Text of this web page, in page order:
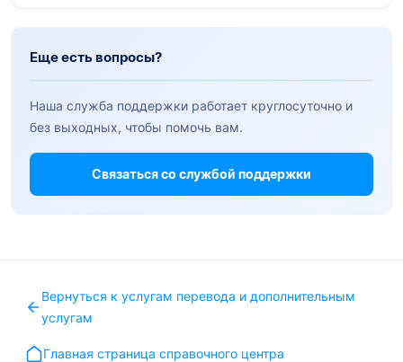
Еще есть вопросы?
Наша служба поддержки работает круглосуточно и
без выходных, чтобы помочь вам.
Связаться со службой поддержки
Вернуться к услугам перевода и дополнительным
услугам
Главная страница справочного центра